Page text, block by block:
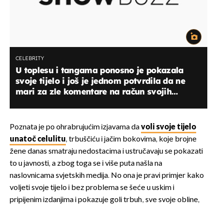
CELEBRITY
U toplesu i tangama ponosno je pokazala
svoje tijelo i još je jednom potvrdila da ne
mari za zle komentare na račun svojih
Poznata je po ohrabrujućim izjavama davoli svoje tijelo
unatoč celulitu, trbuščiću i jačim bokovima, koje brojne
žene danas smatraju nedostacima i ustručavaju se pokazati
to u javnosti, a zbog toga se i više puta našla na
naslovnicama svjetskih medija. No ona je pravi primjer kako
voljeti svoje tijelo i bez problema se šeće u uskim i
pripijenim izdanjima i pokazuje goli trbuh, sve svoje obline,